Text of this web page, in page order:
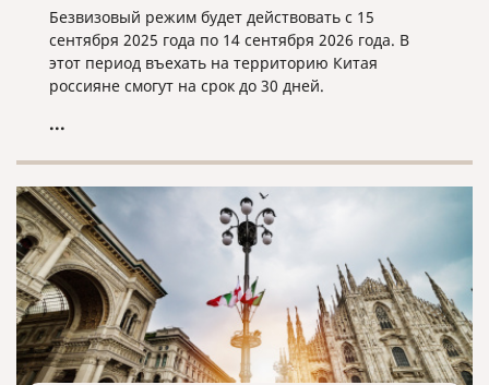
Безвизовый режим будет действовать с 15
сентября 2025 года по 14 сентября 2026 года. В
этот период въехать на территорию Китая
россияне смогут на срок до 30 дней.
...